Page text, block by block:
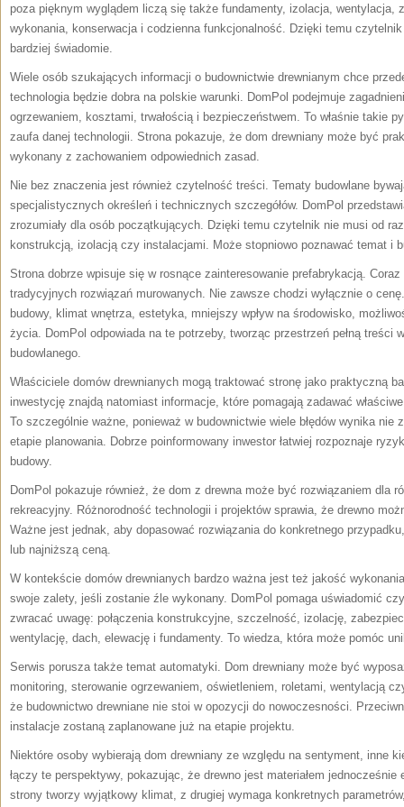
poza pięknym wyglądem liczą się także fundamenty, izolacja, wentylacja,
wykonania, konserwacja i codzienna funkcjonalność. Dzięki temu
bardziej świadomie.
Wiele osób szukających informacji o budownictwie drewnianym chce
technologia będzie dobra na polskie warunki. DomPol podejmuje
ogrzewaniem, kosztami, trwałością i bezpieczeństwem. To właśnie takie
zaufa danej technologii. Strona pokazuje, że dom drewniany może być
wykonany z zachowaniem odpowiednich zasad.
Nie bez znaczenia jest również czytelność treści. Tematy budowlane
specjalistycznych określeń i technicznych szczegółów. DomPol
zrozumiały dla osób początkujących. Dzięki temu czytelnik nie musi od
konstrukcją, izolacją czy instalacjami. Może stopniowo poznawać temat i
Strona dobrze wpisuje się w rosnące zainteresowanie prefabrykacją.
tradycyjnych rozwiązań murowanych. Nie zawsze chodzi wyłącznie o
budowy, klimat wnętrza, estetyka, mniejszy wpływ na środowisko,
życia. DomPol odpowiada na te potrzeby, tworząc przestrzeń pełną treści
budowlanego.
Właściciele domów drewnianych mogą traktować stronę jako praktyczną
inwestycję znajdą natomiast informacje, które pomagają zadawać
To szczególnie ważne, ponieważ w budownictwie wiele błędów wynika
etapie planowania. Dobrze poinformowany inwestor łatwiej rozpoznaje
budowy.
DomPol pokazuje również, że dom z drewna może być rozwiązaniem dla
rekreacyjny. Różnorodność technologii i projektów sprawia, że drewno
Ważne jest jednak, aby dopasować rozwiązania do konkretnego
lub najniższą ceną.
W kontekście domów drewnianych bardzo ważna jest też jakość
swoje zalety, jeśli zostanie źle wykonany. DomPol pomaga uświadomić
zwracać uwagę: połączenia konstrukcyjne, szczelność, izolację,
wentylację, dach, elewację i fundamenty. To wiedza, która może pomóc
Serwis porusza także temat automatyki. Dom drewniany może być
monitoring, sterowanie ogrzewaniem, oświetleniem, roletami, wentylacją
że budownictwo drewniane nie stoi w opozycji do nowoczesności.
instalacje zostaną zaplanowane już na etapie projektu.
Niektóre osoby wybierają dom drewniany ze względu na sentyment, inne
łączy te perspektywy, pokazując, że drewno jest materiałem
strony tworzy wyjątkowy klimat, z drugiej wymaga konkretnych